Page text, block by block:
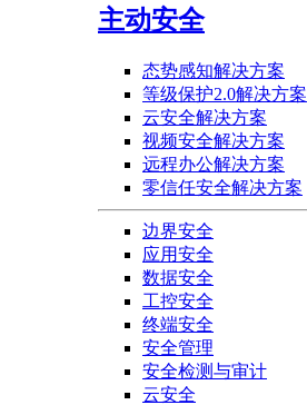
主动安全
态势感知解决方案
等级保护2.0解决方案
云安全解决方案
视频安全解决方案
远程办公解决方案
零信任安全解决方案
边界安全
应用安全
数据安全
工控安全
终端安全
安全管理
安全检测与审计
云安全